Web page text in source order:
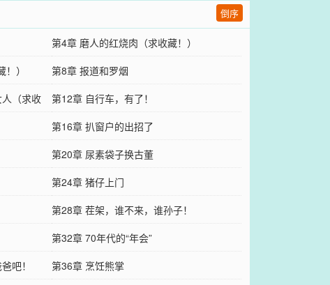
倒序
第4章 磨人的红烧肉（求收藏！）
）
第8章 报道和罗烟
（求收
第12章 自行车，有了！
第16章 扒窗户的出招了
第20章 尿素袋子换古董
第24章 猪仔上门
第28章 茬架，谁不来，谁孙子！
第32章 70年代的“年会”
吧！
第36章 烹饪熊掌